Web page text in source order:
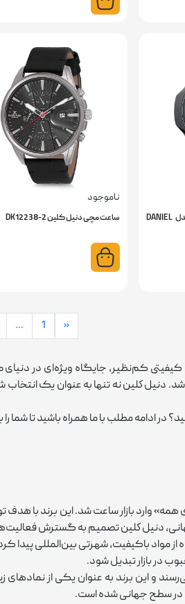
ساعت مچی مردانه دنیل کلین مدل DANIEL
ناموجود
ساعت مچی دنیل کلین DK12238-2
«
1
...
کم‌نظیر، جایگاه ویژه‌ای در
دنيل كلين نه تنها به عنوان یک
در ادامه مطلب با ما همراه باشید تا
و با شعار «مد برای همه» وارد بازار ساعت شد.
دنيل كلين تصمیم به گسترش
و استفاده از مواد باکیفیت، شهرتی
در بازار تبدیل شود.
بیش از 80 کشور دنیا به فروش می‌رسند و این برند
در سطح جهانی شده است.